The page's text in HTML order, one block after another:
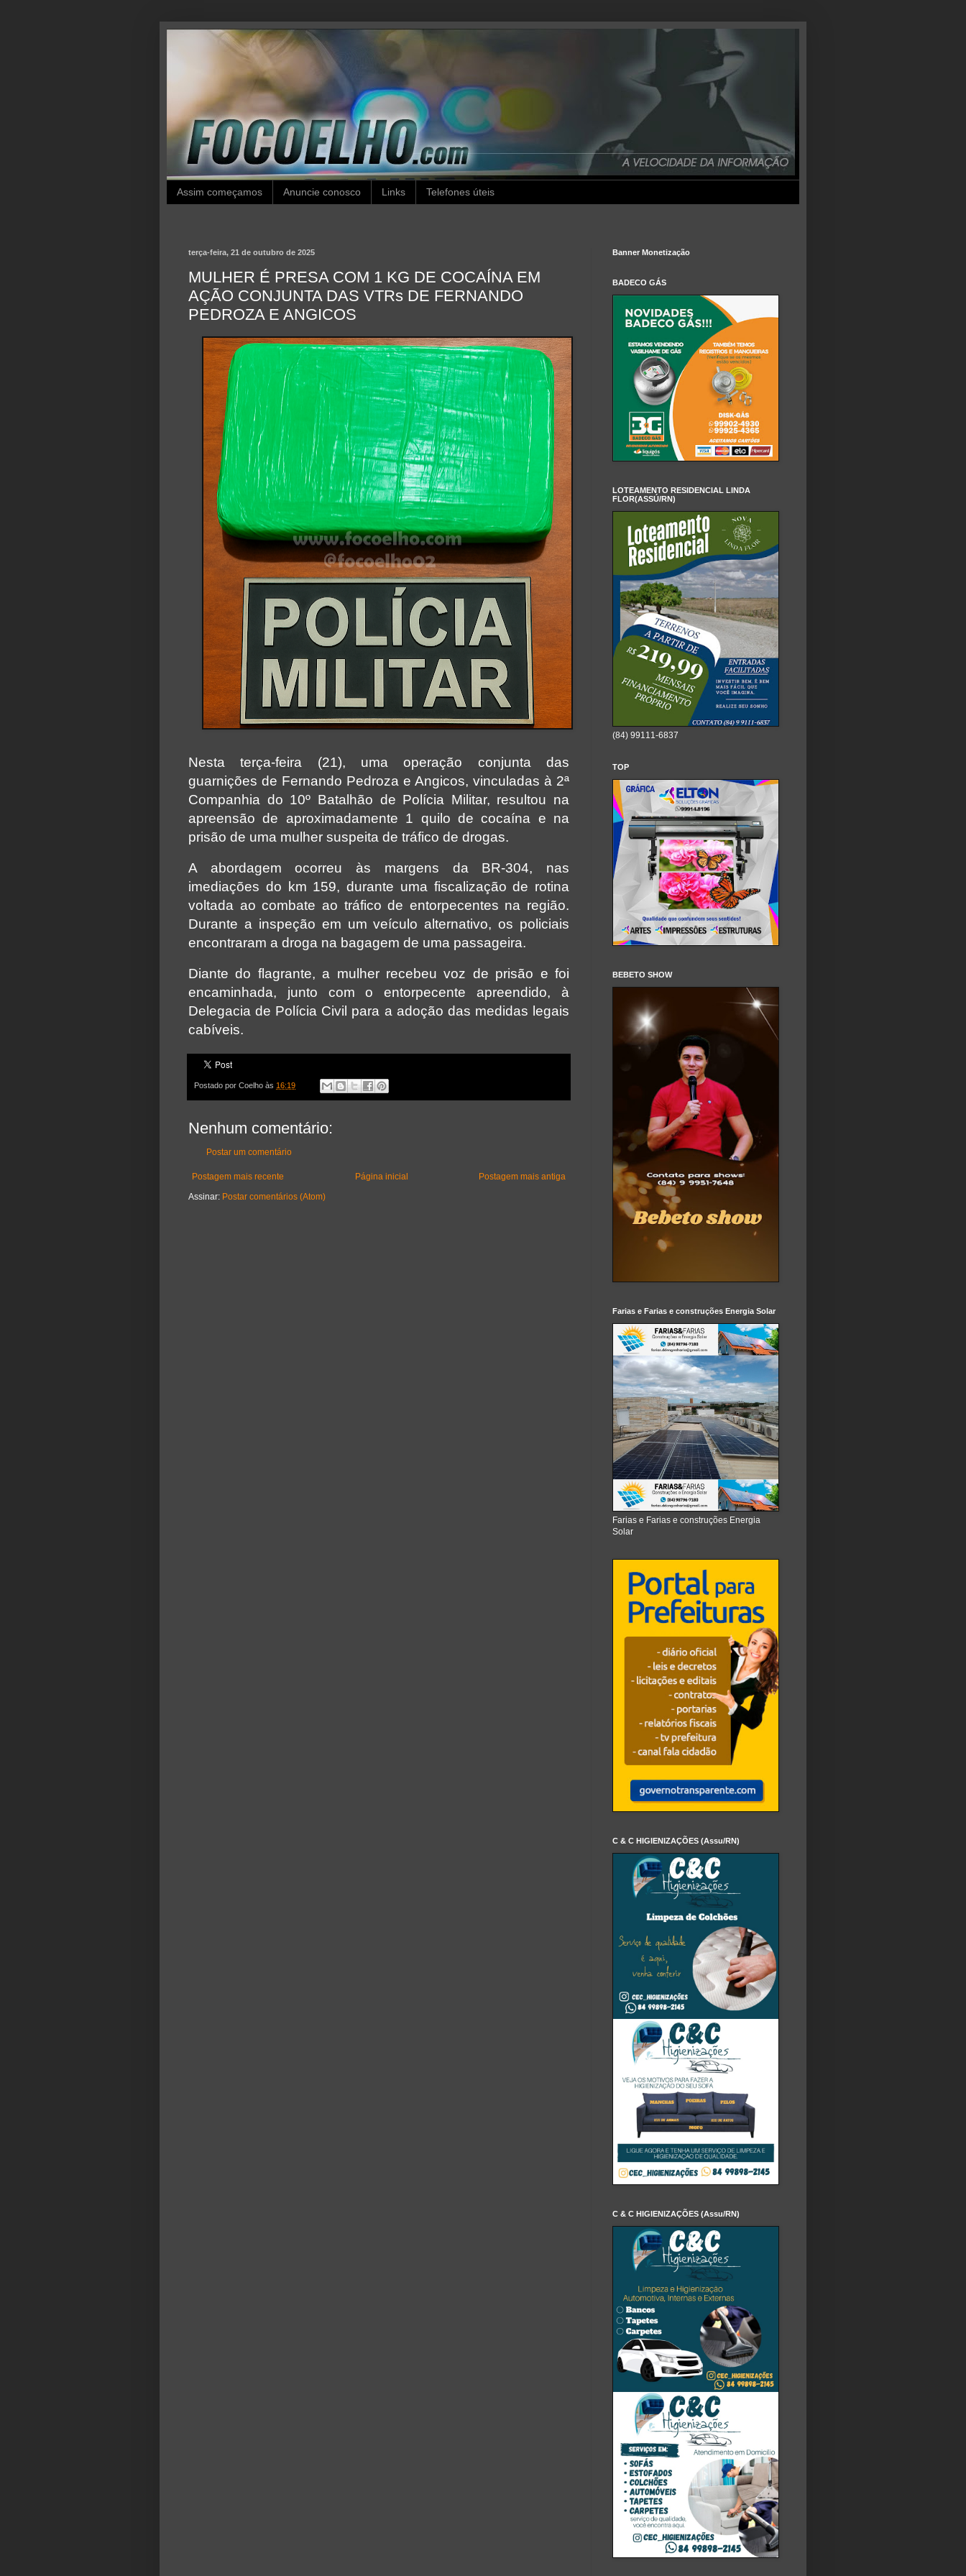
Assim começamos Anuncie conosco Links Telefones úteis
terça-feira, 21 de outubro de 2025
MULHER É PRESA COM 1 KG DE COCAÍNA EM
AÇÃO CONJUNTA DAS VTRs DE FERNANDO
PEDROZA E ANGICOS
Nesta terça-feira (21), uma operação conjunta das
guarnições de Fernando Pedroza e Angicos, vinculadas à 2ª
Companhia do 10º Batalhão de Polícia Militar, resultou na
apreensão de aproximadamente 1 quilo de cocaína e na
prisão de uma mulher suspeita de tráfico de drogas.
A abordagem ocorreu às margens da BR-304, nas
imediações do km 159, durante uma fiscalização de rotina
voltada ao combate ao tráfico de entorpecentes na região.
Durante a inspeção em um veículo alternativo, os policiais
encontraram a droga na bagagem de uma passageira.
Diante do flagrante, a mulher recebeu voz de prisão e foi
encaminhada, junto com o entorpecente apreendido, à
Delegacia de Polícia Civil para a adoção das medidas legais
cabíveis.
Postado por Coelho às 16:19
Nenhum comentário:
Postar um comentário
Postagem mais recente Postagem mais antiga
Página inicial
Assinar: Postar comentários (Atom)
Banner Monetização
BADECO GÁS
LOTEAMENTO RESIDENCIAL LINDA
FLOR(ASSÚ/RN)
(84) 99111-6837
TOP
BEBETO SHOW
Farias e Farias e construções Energia Solar
Farias e Farias e construções Energia
Solar
C & C HIGIENIZAÇÕES (Assu/RN)
C & C HIGIENIZAÇÕES (Assu/RN)